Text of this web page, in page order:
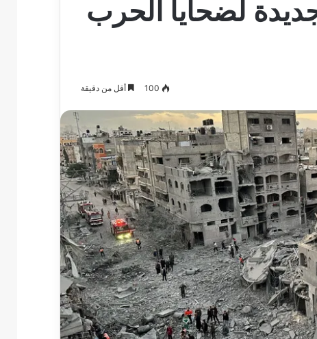
لضحايا الحرب
100 أقل من دقيقة